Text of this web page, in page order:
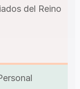
del Reino